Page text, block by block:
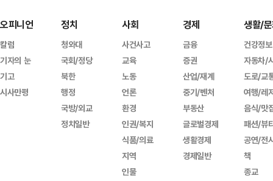
오피니언
칼럼
기자의 눈
기고
시사만평
정치
청와대
국회/정당
북한
행정
국방/외교
정치일반
사회
사건사고
교육
노동
언론
환경
인권/복지
식품/의료
지역
인물
경제
금융
증권
산업/재계
중기/벤처
부동산
글로벌경제
생활경제
경제일반
생활/
건강정보
자동차/
도로/교
여행/레
음식/맛
패션/뷰
공연/전
책
종교